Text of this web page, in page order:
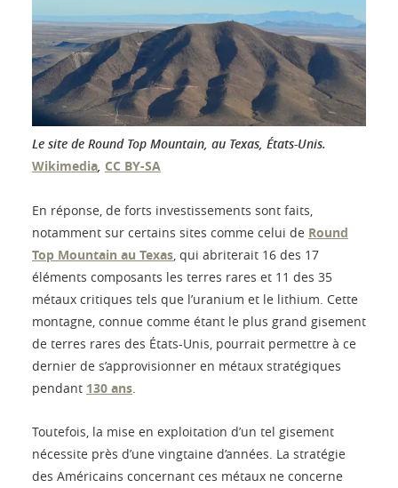
Le site de Round Top Mountain, au Texas, États-Unis.
Wikimedia CC BY-SA
En réponse, de forts investissements sont faits,
notamment sur certains sites comme celui de Round
Top Mountain au Texas , qui abriterait 16 des 17
éléments composants les terres rares et 11 des 35
métaux critiques tels que l’uranium et le lithium. Cette
montagne, connue comme étant le plus grand gisement
de terres rares des États-Unis, pourrait permettre à ce
dernier de s’approvisionner en métaux stratégiques
pendant 130 ans
Toutefois, la mise en exploitation d’un tel gisement
nécessite près d’une vingtaine d’années. La stratégie
des Américains concernant ces métaux ne concerne